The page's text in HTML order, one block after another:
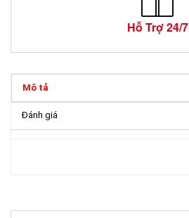
Hỗ Trợ 24/7
Mô tả
Đánh giá